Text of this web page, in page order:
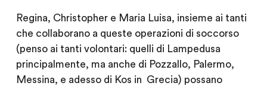
Regina, Christopher e Maria Luisa, insieme ai tanti
che collaborano a queste operazioni di soccorso
(penso ai tanti volontari: quelli di Lampedusa
principalmente, ma anche di Pozzallo, Palermo,
Messina, e adesso di Kos in Grecia) possano